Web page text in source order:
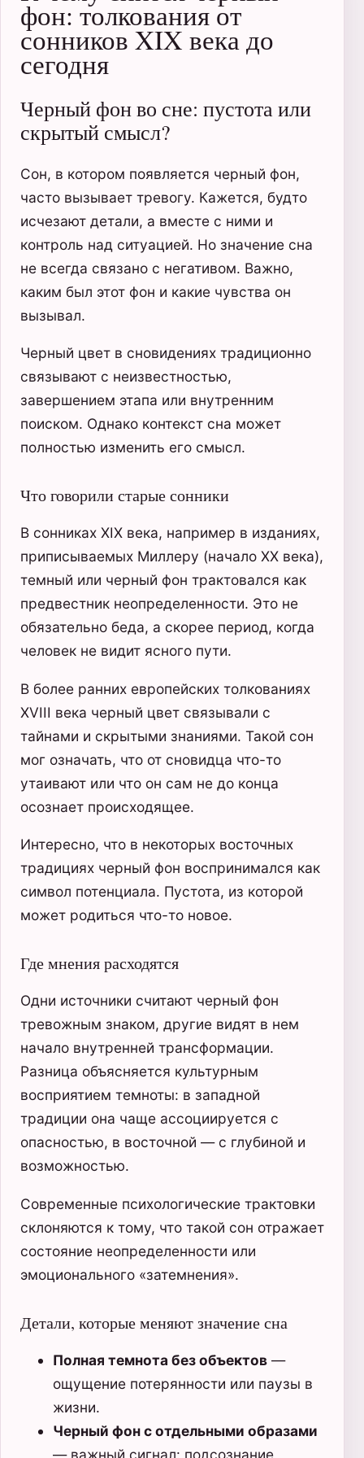
фон: толкования от
сонников XIX века до
сегодня
Черный фон во сне: пустота или
скрытый смысл?
Сон, в котором появляется черный фон,
часто вызывает тревогу. Кажется, будто
исчезают детали, а вместе с ними и
контроль над ситуацией. Но значение сна
не всегда связано с негативом. Важно,
каким был этот фон и какие чувства он
вызывал.
Черный цвет в сновидениях традиционно
связывают с неизвестностью,
завершением этапа или внутренним
поиском. Однако контекст сна может
полностью изменить его смысл.
Что говорили старые сонники
В сонниках XIX века, например в изданиях,
приписываемых Миллеру (начало XX века),
темный или черный фон трактовался как
предвестник неопределенности. Это не
обязательно беда, а скорее период, когда
человек не видит ясного пути.
В более ранних европейских толкованиях
XVIII века черный цвет связывали с
тайнами и скрытыми знаниями. Такой сон
мог означать, что от сновидца что-то
утаивают или что он сам не до конца
осознает происходящее.
Интересно, что в некоторых восточных
традициях черный фон воспринимался как
символ потенциала. Пустота, из которой
может родиться что-то новое.
Где мнения расходятся
Одни источники считают черный фон
тревожным знаком, другие видят в нем
начало внутренней трансформации.
Разница объясняется культурным
восприятием темноты: в западной
традиции она чаще ассоциируется с
опасностью, в восточной — с глубиной и
возможностью.
Современные психологические трактовки
склоняются к тому, что такой сон отражает
состояние неопределенности или
эмоционального «затемнения».
Детали, которые меняют значение сна
Полная темнота без объектов —
ощущение потерянности или паузы в
жизни.
Черный фон с отдельными образами
— важный сигнал: подсознание